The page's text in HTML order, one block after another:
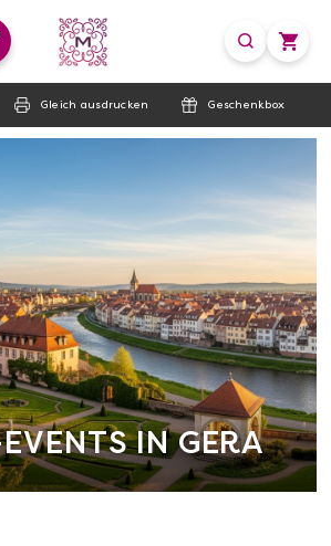
Gleich ausdrucken Geschenkbox
IN GERA